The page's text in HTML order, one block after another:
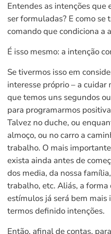
Entendes as intenções que
ser formuladas? E como
comando que condiciona a
É isso mesmo: a intenção
Se tivermos isso em
interesse próprio – a
que temos uns segundos
para programarmos
Talvez no duche, ou
almoço, ou no carro a
trabalho. O mais
exista ainda antes de
dos media, da nossa
trabalho, etc. Aliás, a
estímulos já será bem mais
termos definido intenções.
Então, afinal de contas,